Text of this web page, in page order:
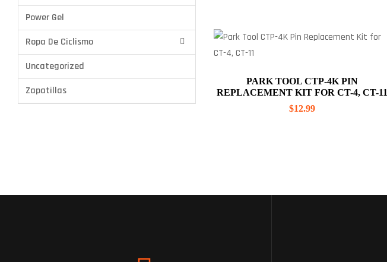
PARK TOOL CTP-4K PIN
REPLACEMENT KIT FOR CT-4, CT-11
$12.99
Power Gel
Ropa De Ciclismo
Uncategorized
Zapatillas